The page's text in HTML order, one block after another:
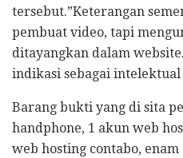
tersebut.”Keterangan
pembuat video, tapi
ditayangkan dalam
indikasi sebagai intelektual
Barang bukti yang di sita
handphone, 1 akun web
web hosting contabo,